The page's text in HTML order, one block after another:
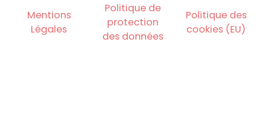
Mentions
Légales
Politique de
protection
des données
Politique des
cookies (EU)